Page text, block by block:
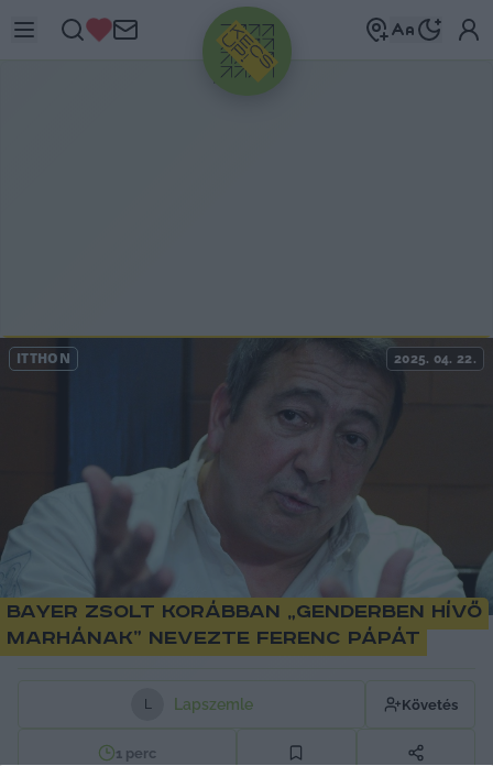
HIRDETÉS
ITTHON 2025. 04. 22.
Bayer Zsolt korábban „genderben hívő
marhának” nevezte Ferenc pápát
L Lapszemle Követés
1 perc